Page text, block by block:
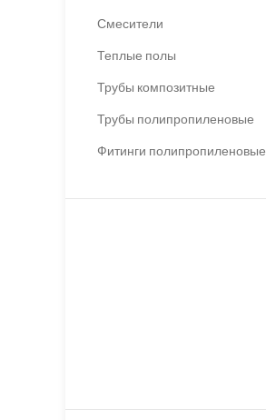
Смесители
Теплые полы
Трубы композитные
Трубы полипропиленовые
Фитинги полипропиленовые